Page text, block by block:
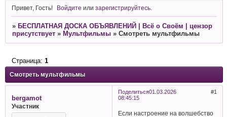
Привет, Гость! Войдите илизарегистрируйтесь
» БЕСПЛАТНАЯ ДОСКА ОБЪЯВЛЕНИЙ | Всё о Своём | цензор
присутствует » Мультфильмы » Смотреть мультфильмы
Смотреть мультфильмы
Страница: 1
Поделиться 1
01.03.2026
08:45:15
bergamot
Участник
Если настроение на волшебство